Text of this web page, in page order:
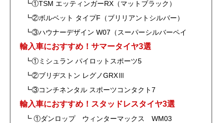
┗①TSM エッティンガーRX（マットブラック）
┗②ボルベット タイプF（ブリリアントシルバー）
┗③ハウナーデザイン W07（スーパーシルバーペイ
輸入車におすすめ！サマータイヤ3選
┗①ミシュラン パイロットスポーツ5
┗②ブリヂストン レグノGRXⅢ
┗③コンチネンタル スポーツコンタクト7
輸入車におすすめ！スタッドレスタイヤ3選
┗ ①ダンロップ ウィンターマックス WM03